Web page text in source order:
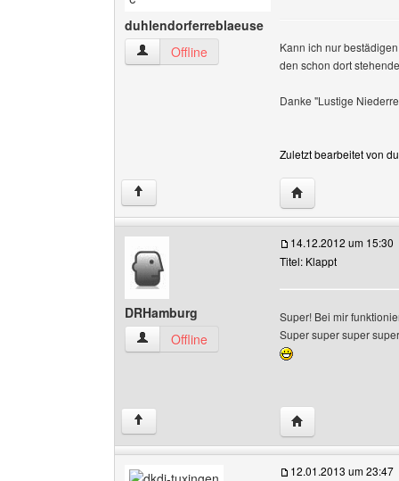
duhlendorferreblaeuse
duhlendorferreblaeuse Benutzer-Profile
Offline
Kann ich nur
den schon dort
Danke "Lustige
Zuletzt bearbeitet von
↑ Website dieses
DRHamburg
DRHamburg Benutzer-Profile anzeigen
Offline
14.12.2012 um 15:30
Titel: Klappt
Super! Bei mir
Super super super
↑ Website dieses
12.01.2013 um 23:47